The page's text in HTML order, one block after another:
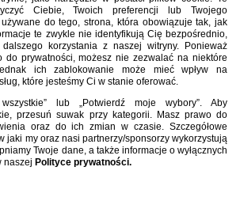
Mate Szolgai), 8. Artur Gajdoš (69, 20. Dominik
Marcelli (88, 11. Adam Tucny) – 19. Timotej
(46, 12. Kacper Bieszczad) – 2. Ariel
Lipkowski (60, 3. Maksymilian Pingot) –
(46, 17. Arkadiusz Pyrka), 8. Mateusz
Gerbowski), 16. Maximillian Oyedele (60,
Lukoszek) – 21. Aleksander Buksa (46,